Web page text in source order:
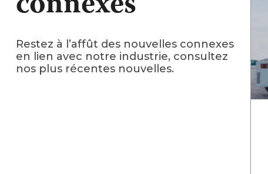
Restez à l’affût des nouvelles connexes
en lien avec notre industrie, consultez
nos plus récentes nouvelles.